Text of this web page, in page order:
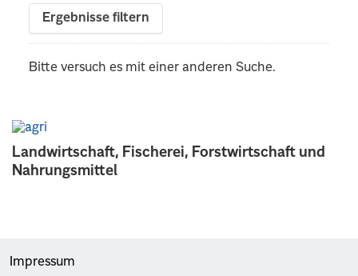
Landwirtschaft, Fischerei, Forstwirtschaft und
Nahrungsmittel
Ergebnisse filtern
Bitte versuch es mit einer anderen Suche.
Impressum